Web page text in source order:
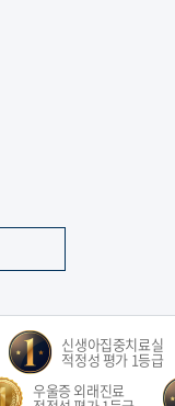
신생아집중치료실
적정성 평가 1등급
우울증 외래진료